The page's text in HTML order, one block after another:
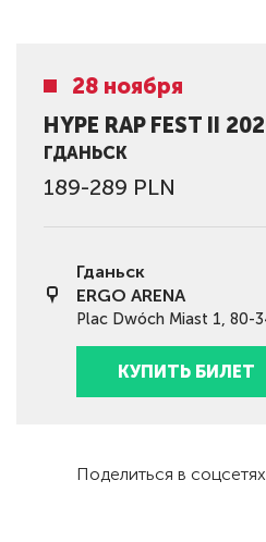
28 ноября
HYPE RAP FEST II
ГДАНЬСК
189-289 PLN
Гданьск
ERGO ARENA
Plac Dwóch Miast 1, 80-
КУПИТЬ БИЛЕТ
Поделиться в соцсетях